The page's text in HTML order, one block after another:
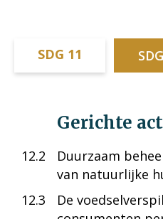
SDG 11
Gerichte
12.2
Duurzaam
van natuurlijke
12.3
De